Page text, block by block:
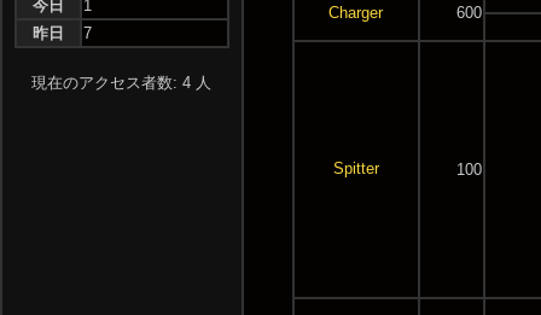
Charger 600
Spitter 100
今日
1
昨日
7
現在のアクセス者数: 4 人